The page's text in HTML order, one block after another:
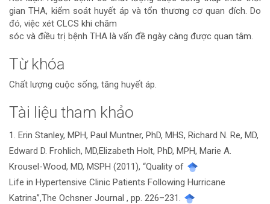
gian THA, kiểm soát huyết áp và tổn thương cơ quan đích. Do
đó, việc xét CLCS khi chăm
sóc và điều trị bệnh THA là vấn đề ngày càng được quan tâm.
Từ khóa
Chất lượng cuộc sống, tăng huyết áp.
Chi
tiết
bài
viết
Tài liệu tham khảo
1. Erin Stanley, MPH, Paul Muntner, PhD, MHS, Richard N. Re, MD,
Edward D. Frohlich, MD,Elizabeth Holt, PhD, MPH, Marie A.
Krousel-Wood, MD, MSPH (2011), “Quality of
Life in Hypertensive Clinic Patients Following Hurricane
Katrina”,The Ochsner Journal , pp. 226–231.